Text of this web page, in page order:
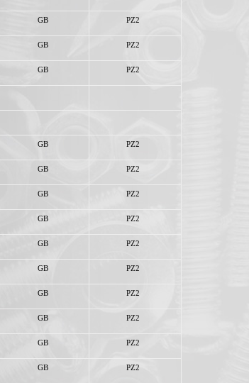
GB PZ2
GB PZ2
GB PZ2
GB PZ2
GB PZ2
GB PZ2
GB PZ2
GB PZ2
GB PZ2
GB PZ2
GB PZ2
GB PZ2
GB PZ2